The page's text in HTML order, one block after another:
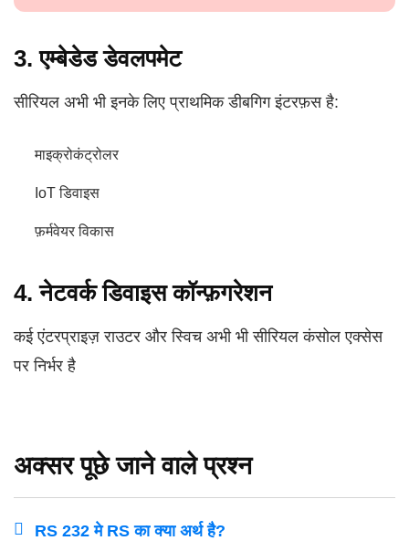
3. एम्बेडेड डेवलपमेट
सीरियल अभी भी इनके लिए प्राथमिक डीबगिग इंटरफ़स है:
माइक्रोकंट्रोलर
IoT डिवाइस
फ़र्मवेयर विकास
4. नेटवर्क डिवाइस कॉन्फ़गरेशन
कई एंटरप्राइज़ राउटर और स्विच अभी भी सीरियल कंसोल एक्सेस
पर निर्भर है
अक्सर पूछे जाने वाले प्रश्न
RS 232 मे RS का क्या अर्थ है?